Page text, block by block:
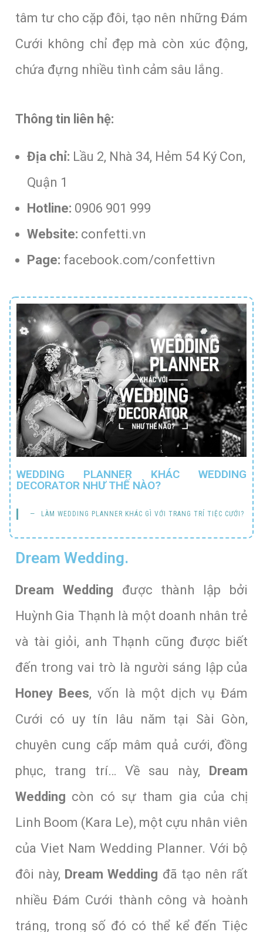
tâm tư cho cặp đôi, tạo nên những Đám
Cưới không chỉ đẹp mà còn xúc động,
chứa đựng nhiều tình cảm sâu lắng.
Thông tin liên hệ:
Địa chỉ: Lầu 2, Nhà 34, Hẻm 54 Ký Con,
Quận 1
Hotline: 0906 901 999
Website: confetti.vn
Page: facebook.com/confettivn
WEDDING PLANNER KHÁC WEDDING
DECORATOR NHƯ THẾ NÀO?
LÀM WEDDING PLANNER KHÁC GÌ VỚI TRANG TRÍ TIỆC CƯỚI?
Dream Wedding.
Dream Wedding được thành lập bởi
Huỳnh Gia Thạnh là một doanh nhân trẻ
và tài giỏi, anh Thạnh cũng được biết
đến trong vai trò là người sáng lập của
Honey Bees, vốn là một dịch vụ Đám
Cưới có uy tín lâu năm tại Sài Gòn,
chuyên cung cấp mâm quả cưới, đồng
phục, trang trí… Về sau này,
Dream
Wedding còn có sự tham gia của chị
Linh Boom (Kara Le), một cựu nhân viên
của Viet Nam Wedding Planner. Với bộ
đôi này, Dream Wedding đã tạo nên rất
nhiều Đám Cưới thành công và hoành
tráng, trong số đó có thể kể đến Tiệc